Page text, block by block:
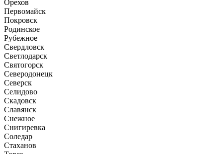
Орехов
Первомайск
Покровск
Родинское
Рубежное
Свердловск
Светлодарск
Святогорск
Северодонецк
Северск
Селидово
Скадовск
Славянск
Снежное
Снигиревка
Соледар
Стаханов